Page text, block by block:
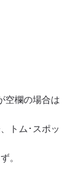
空欄の場合は
トム･スポッ
。